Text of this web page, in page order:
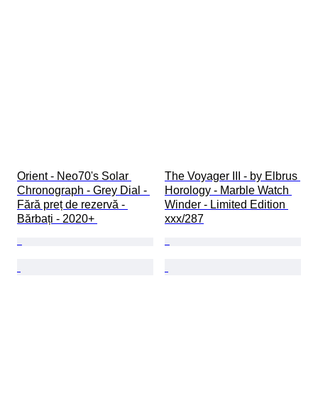
Orient - Neo70's Solar
Chronograph - Grey Dial -
Fără preț de rezervă -
Bărbați - 2020+
The Voyager III - by Elbrus
Horology - Marble Watch
Winder - Limited Edition
xxx/287